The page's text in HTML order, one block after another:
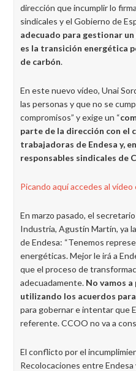
dirección que incumplir lo
sindicales y el Gobierno de
adecuado para gestionar
es la transición energética
de carbón.
En este nuevo vídeo, Unai
las personas y que no se
compromisos” y exige un “
parte de la dirección con el
trabajadoras de Endesa y,
responsables sindicales de
Picando aquí accedes al
En marzo pasado, el
Industria, Agustín Martín, ya
de Endesa: “Tenemos
energéticas. Mejor le irá a
que el proceso de
adecuadamente. No vamos
utilizando los acuerdos
para gobernar e intentar que
referente. CCOO no va a
El conflicto por el
Recolocaciones entre